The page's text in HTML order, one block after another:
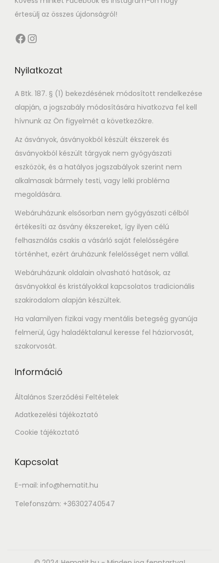
értesülj az összes újdonságról!
Facebook Instagram
Nyilatkozat
A Btk. 187. § (1) bekezdésének módosított rendelkezése
alapján, a jogszabály módosítására hivatkozva fel kell
hívnunk az Ön figyelmét a következőkre.
Az ásványok, ásványokból készült ékszerek és
ásványokból készült tárgyak nem gyógyászati
eszközök, és a hatályos jogszabályok szerint nem
alkalmasak bármely testi, vagy lelki probléma
megoldására.
Webáruházunk elsősorban nem gyógyászati célból
értékesíti az ásvány ékszereket, így ilyen célú
felhasználás csakis a vásárló saját felelősségére
történhet, ezért áruházunk felelősséget nem vállal.
Webáruházunk oldalain olvasható hatások, az
ásványokkal és kristályokkal kapcsolatos tradicionális
szakirodalom alapján készültek.
Ha valamilyen fizikai vagy mentális betegség gyanúja
felmerül, úgy haladéktalanul keresse fel háziorvosát,
szakorvosát.
Információ
Általános Szerződési Feltételek
Adatkezelési tájékoztató
Cookie tájékoztató
Kapcsolat
E-mail: info@hematit.hu
Telefonszám: +36302740547